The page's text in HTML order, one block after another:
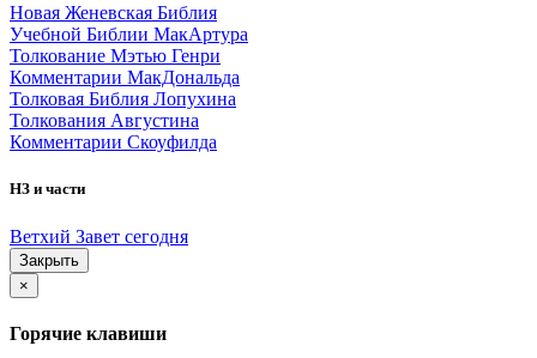
Новая Женевская Библия
Учебной Библии МакАртура
Толкование Мэтью Генри
Комментарии МакДональда
Толковая Библия Лопухина
Толкования Августина
Комментарии Скоуфилда
НЗ и части
Ветхий Завет сегодня
Закрыть
×
Горячие клавиши